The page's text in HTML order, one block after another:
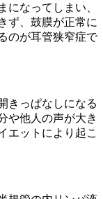
になってしまい、
ず、鼓膜が正常に
のが耳管狭窄症で
きっぱなしになる
や他人の声が大き
エットにより起こ